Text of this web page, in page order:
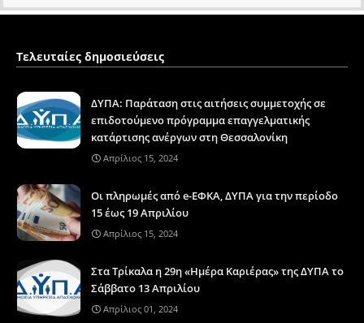
Τελευταίες δημοσιεύσεις
ΔΥΠΑ: Παράταση στις αιτήσεις συμμετοχής σε
επιδοτούμενο πρόγραμμα επαγγελματικής
κατάρτισης ανέργων στη Θεσσαλονίκη
Απρίλιος 15, 2024
Οι πληρωμές από e-ΕΦΚΑ, ΔΥΠΑ για την περίοδο
15 έως 19 Απριλίου
Απρίλιος 15, 2024
Στα Τρίκαλα η 29η «Ημέρα Καριέρας» της ΔΥΠΑ το
Σάββατο 13 Απριλίου
Απρίλιος 01, 2024